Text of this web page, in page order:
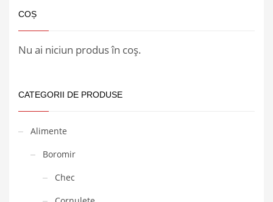
COȘ
Nu ai niciun produs în coș.
CATEGORII DE PRODUSE
Alimente
Boromir
Chec